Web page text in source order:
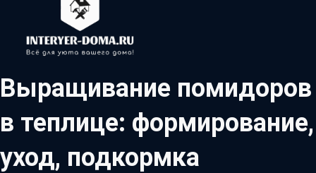
Выращивание помидоров
в теплице: формирование,
уход, подкормка